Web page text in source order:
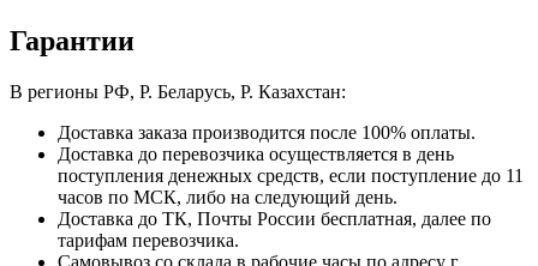
Гарантии
В регионы РФ, Р. Беларусь, Р. Казахстан:
Доставка заказа производится после 100% оплаты.
Доставка до перевозчика осуществляется в день
поступления денежных средств, если поступление до 11
часов по МСК, либо на следующий день.
Доставка до ТК, Почты России бесплатная, далее по
тарифам перевозчика.
Самовывоз со склада в рабочие часы по адресу г.